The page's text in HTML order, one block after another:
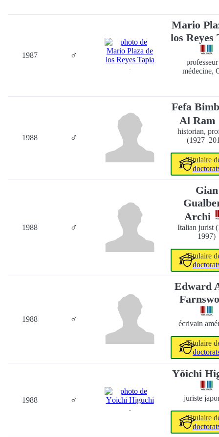
1987 ♂
-
Mario
los Reyes
médecine,
1988 ♂
Fefa
Al Ram
historian,
Titulaire
1988 ♂
Gian
Archi
Italian jurist
1997)
Titulaire
1988 ♂
Edward
écrivain
Titulaire
1988 ♂
-
Yōichi
juriste
Titulaire